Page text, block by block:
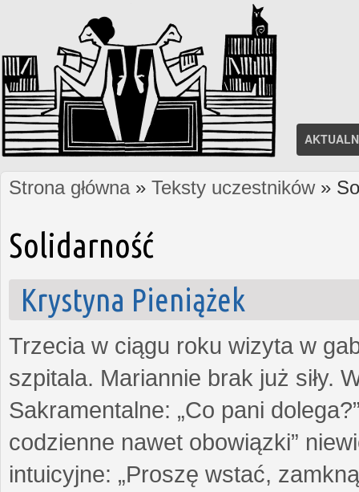
Jesteś tutaj
Strona główna» Teksty uczestników»
Solidarność
Krystyna Pieniążek
Trzecia w ciągu roku wizyta w
szpitala. Mariannie brak już siły.
Sakramentalne: „Co pani
codzienne nawet obowiązki”
intuicyjne: „Proszę wstać,